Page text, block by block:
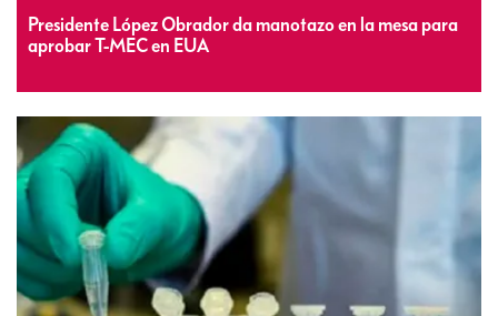
Presidente López Obrador da manotazo en la mesa para
aprobar T-MEC en EUA